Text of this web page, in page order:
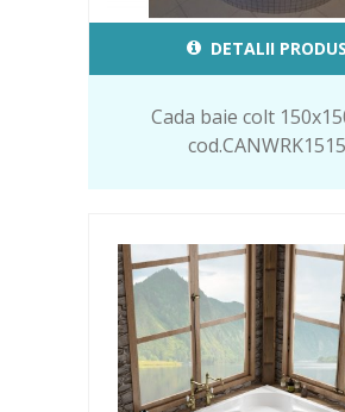
DETALII PRODUS
Cada baie colt
cod.CANWRK1515